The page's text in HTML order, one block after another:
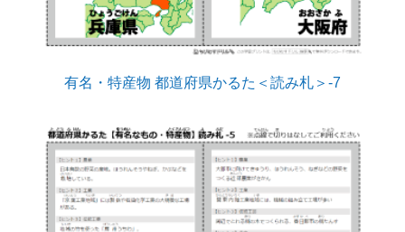
有名・特産物 都道府県かるた＜読み札＞-7